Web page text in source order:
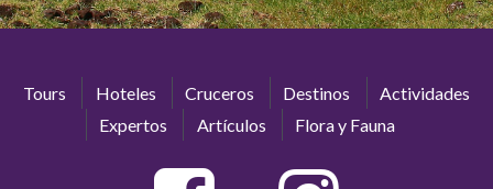
Tours Hoteles Cruceros Destinos
Actividades
Expertos
Artículos Flora y Fauna